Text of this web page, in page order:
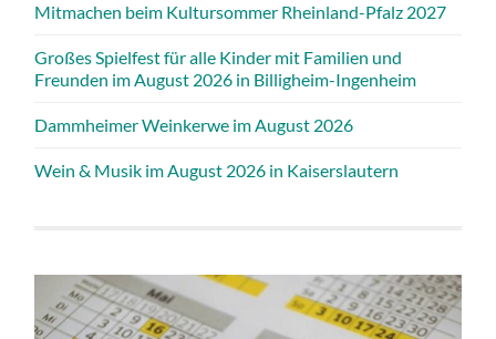
Mitmachen beim Kultursommer Rheinland-Pfalz 2027
Großes Spielfest für alle Kinder mit Familien und
Freunden im August 2026 in Billigheim-Ingenheim
Dammheimer Weinkerwe im August 2026
Wein & Musik im August 2026 in Kaiserslautern